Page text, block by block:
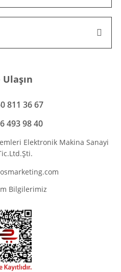
Ulaşın
811 36 67
493 98 40
Elektronik Makina Sanayi
Bilgilerimiz